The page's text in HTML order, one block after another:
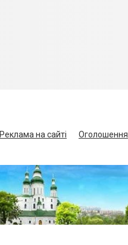
Реклама на сайті
Оголошення